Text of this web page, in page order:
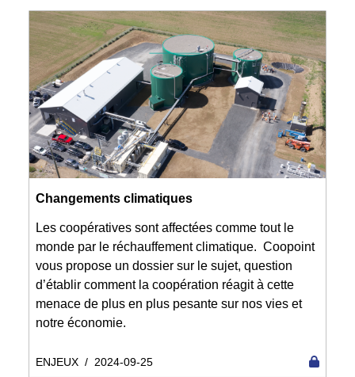
Changements climatiques
Les coopératives sont affectées comme tout le
monde par le réchauffement climatique. Coopoint
vous propose un dossier sur le sujet, question
d’établir comment la coopération réagit à cette
menace de plus en plus pesante sur nos vies et
notre économie.
ENJEUX / 2024-09-25